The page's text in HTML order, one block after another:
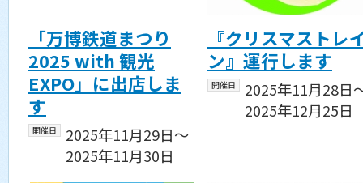
「万博鉄道まつり
2025 with 観光
EXPO」に出店しま
す
開催日
2025年11月29日〜
2025年11月30日
『クリスマストレ
ン』運行します
開催日
2025年11月28日
2025年12月25日